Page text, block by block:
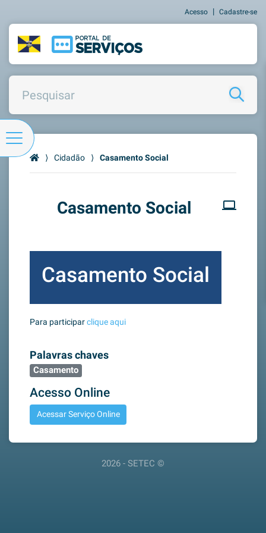
Acesso | Cadastre-se
⟩ Cidadão ⟩ Casamento Social
Casamento Social computer
Casamento Social
Para participarclique aqui
Palavras chaves
Casamento
Acesso Online
Acessar Serviço Online
2026 - SETEC ©